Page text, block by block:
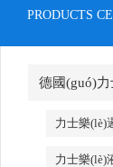
PRODUCTS
德國(guó)力
(lè)REXROTH
力士樂(lè)
力士樂(lè)